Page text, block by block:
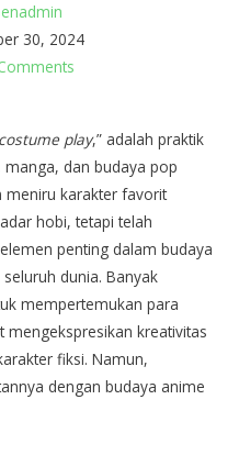
30, 2024
costume play,” adalah praktik
dan budaya pop
meniru karakter favorit
hobi, tetapi telah
penting dalam budaya
dunia. Banyak
mempertemukan para
kreativitas
fiksi. Namun,
dengan budaya anime